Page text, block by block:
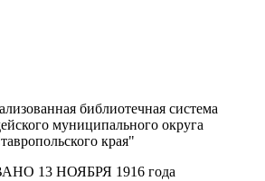
библиотечная система
муниципального округа
края"
13 НОЯБРЯ 1916 года